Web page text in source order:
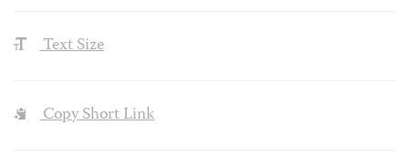
Text Size
Copy Short Link